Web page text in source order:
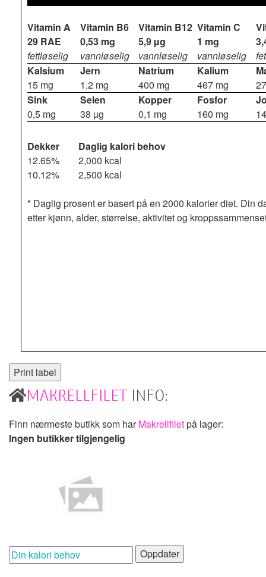
Vitamin A
29 RAE
fettløselig
Vitamin B6
0,53 mg
vannløselig
Vitamin B12
5,9 µg
vannløselig
Vitamin C
1 mg
vannløselig
Kalsium
15 mg
Jern
1,2 mg
Natrium
400 mg
Kalium
467 mg
Sink
0,5 mg
Selen
38 µg
Kopper
0,1 mg
Fosfor
160 mg
Dekker
Daglig kalori behov
12.65%
2,000 kcal
10.12%
2,500 kcal
* Daglig prosent er basert på en 2000 kalorier diet. Din
etter kjønn, alder, størrelse, aktivitet og
MAKRELLFILET INFO:
Finn nærmeste butikk som harMakrellfiletpå lager:
Ingen butikker tilgjengelig
Oppdater